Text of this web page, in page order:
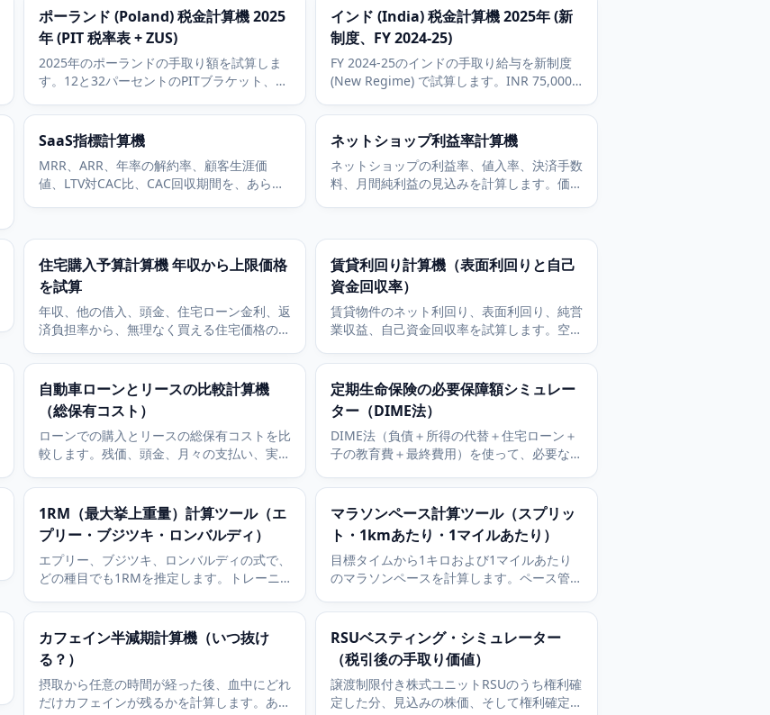
ポーランド (Poland) 税金計算機 2025
年 (PIT 税率表 + ZUS)
2025年のポーランドの手取り額を試算しま
す。12と32パーセントのPITブラケット、
podatku)、ZUS被用者拠出 (年金、障害、傷
病、健康) を使います。
インド (India) 税金計算機 2025年 (新
制度、FY 2024-25)
FY 2024-25のインドの手取り給与を新制度
(New Regime) で試算します。INR 75,000
ントの健康・教育セス、EPFを含みます。
SaaS指標計算機
MRR、ARR、年率の解約率、顧客生涯価
値、LTV対CAC比、CAC回収期間を、あらゆ
ネットショップ利益率計算機
ネットショップの利益率、値入率、決済手数
料、月間純利益の見込みを計算します。価
住宅購入予算計算機 年収から上限価格
を試算
年収、他の借入、頭金、住宅ローン金利、返
済負担率から、無理なく買える住宅価格の上
提も含みます。
賃貸利回り計算機（表面利回りと自己
資金回収率）
賃貸物件のネット利回り、表面利回り、純営
業収益、自己資金回収率を試算します。空室
をすばやく行えます。
自動車ローンとリースの比較計算機
（総保有コスト）
ローンでの購入とリースの総保有コストを比
較します。残価、頭金、月々の支払い、実質
判断できます。
定期生命保険の必要保障額シミュレー
ター（DIME法）
DIME法（負債＋所得の代替＋住宅ローン＋
子の教育費＋最終費用）を使って、必要な定
1RM（最大挙上重量）計算ツール（エ
プリー・ブジツキ・ロンバルディ）
エプリー、ブジツキ、ロンバルディの式で、
どの種目でも1RMを推定します。トレーニ
を表示します。
マラソンペース計算ツール（スプリッ
ト・1kmあたり・1マイルあたり）
目標タイムから1キロおよび1マイルあたり
のマラソンペースを計算します。ペース管理
トも表示します。
カフェイン半減期計算機（いつ抜け
る？）
摂取から任意の時間が経った後、血中にどれ
だけカフェインが残るかを計算します。あな
RSUベスティング・シミュレーター
（税引後の手取り価値）
譲渡制限付き株式ユニットRSUのうち権利確
定した分、見込みの株価、そして権利確定時